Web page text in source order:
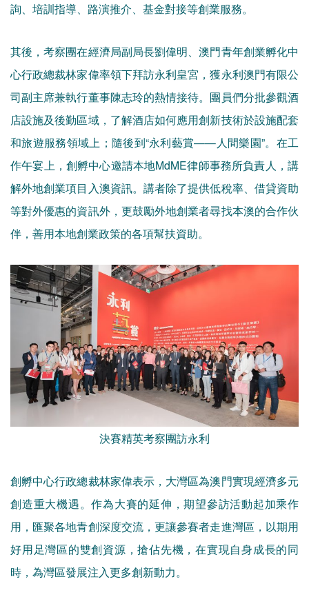
詢、培訓指導、路演推介、基金對接等創業服務。
其後，考察團在經濟局副局長劉偉明、澳門青年創業孵化中
心行政總裁林家偉率領下拜訪永利皇宮，獲永利澳門有限公
司副主席兼執行董事陳志玲的熱情接待。團員們分批參觀酒
店設施及後勤區域，了解酒店如何應用創新技術於設施配套
和旅遊服務領域上；隨後到“永利藝賞——人間樂園”。在工
作午宴上，創孵中心邀請本地MdME律師事務所負責人，講
解外地創業項目入澳資訊。講者除了提供低稅率、借貸資助
等對外優惠的資訊外，更鼓勵外地創業者尋找本澳的合作伙
伴，善用本地創業政策的各項幫扶資助。
決賽精英考察團訪永利
創孵中心行政總裁林家偉表示，大灣區為澳門實現經濟多元
創造重大機遇。作為大賽的延伸，期望參訪活動起加乘作
用，匯聚各地青創深度交流，更讓參賽者走進灣區，以期用
好用足灣區的雙創資源，搶佔先機，在實現自身成長的同
時，為灣區發展注入更多創新動力。